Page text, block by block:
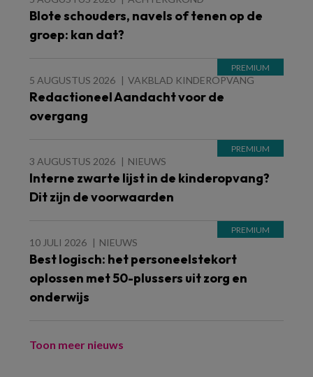
Blote schouders, navels of tenen op de
groep: kan dat?
5 AUGUSTUS 2026 VAKBLAD KINDEROPVANG
Redactioneel Aandacht voor de
overgang
3 AUGUSTUS 2026 NIEUWS
Interne zwarte lijst in de kinderopvang?
Dit zijn de voorwaarden
10 JULI 2026 NIEUWS
Best logisch: het personeelstekort
oplossen met 50-plussers uit zorg en
onderwijs
Toon meer nieuws